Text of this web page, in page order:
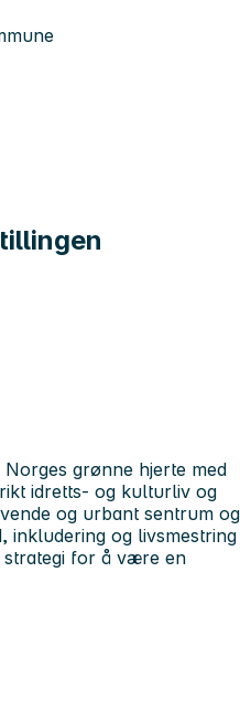
grønne hjerte med
idretts- og kulturliv og
og urbant sentrum og
inkludering og livsmestring
strategi for å være en